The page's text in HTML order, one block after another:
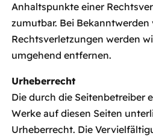
Anhaltspunkte einer
zumutbar. Bei Bekanntwerden
Rechtsverletzungen werden
umgehend entfernen.
Urheberrecht
Die durch die Seitenbetreiber
Werke auf diesen Seiten
Urheberrecht. Die